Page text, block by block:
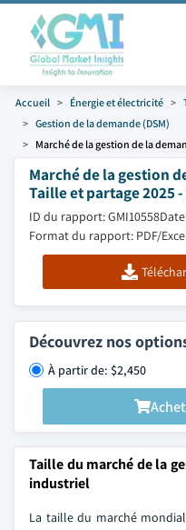
Accueil Énergie et électricité
Gestion de la demande (DSM)
Marché de la gestion de la
Marché de la gestion
Taille et partage 2025 -
ID du rapport: GMI10558
Format du rapport: PDF/
Découvrez nos
À partir de: $2,450
Taille du marché de la
industriel
La taille du marché